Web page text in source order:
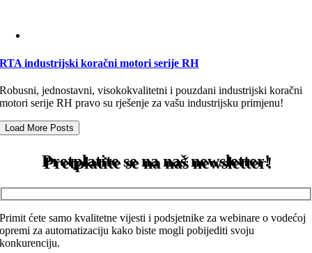
RTA industrijski koračni motori serije RH
Robusni, jednostavni, visokokvalitetni i pouzdani industrijski koračni
motori serije RH pravo su rješenje za vašu industrijsku primjenu!
Load More Posts
Pretplatite se na naš newsletter!
Primit ćete samo kvalitetne vijesti i podsjetnike za webinare o vodećoj
opremi za automatizaciju kako biste mogli pobijediti svoju
konkurenciju.